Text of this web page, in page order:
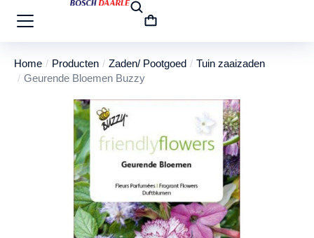
Je bent hier:
Home Producten Zaden/ Pootgoed
Tuin zaaizaden
Geurende Bloemen Buzzy